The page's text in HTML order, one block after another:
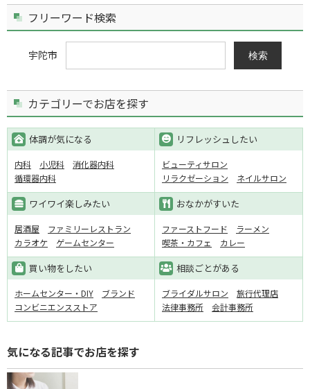
フリーワード検索
宇陀市 検索
カテゴリーでお店を探す
体調が気になる
内科 小児科
消化器内科
循環器内科
リフレッシュしたい
ビューティサロン
リラクゼーション
ネイルサロン
ワイワイ楽しみたい
居酒屋
ファミリーレストラン
カラオケ
ゲームセンター
おなかがすいた
ファーストフード
ラーメン
喫茶・カフェ
カレー
買い物をしたい
ホームセンター・DIY
ブランド
コンビニエンスストア
相談ごとがある
ブライダルサロン
旅行代理店
法律事務所
会計事務所
気になる記事でお店を探す